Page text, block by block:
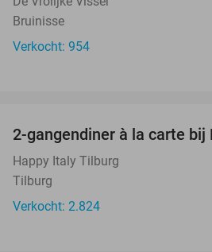
Bruinisse
Verkocht: 954
2-gangendiner à la carte bij
Happy Italy Tilburg
Tilburg
Verkocht: 2.824